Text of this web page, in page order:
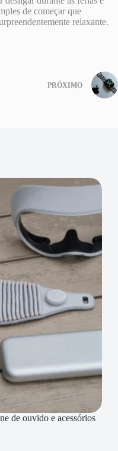
de começar que
relaxante.
PRÓXIMO
de ouvido e acessórios